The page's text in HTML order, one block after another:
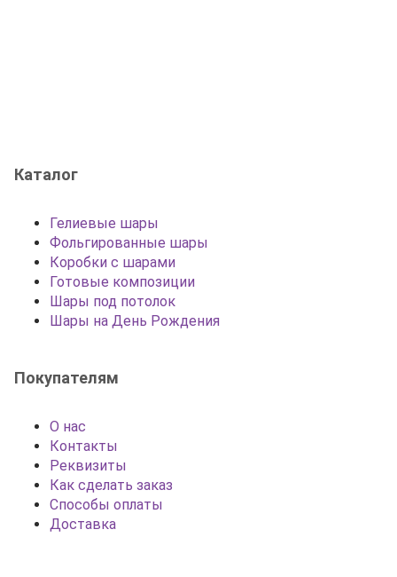
Каталог
Гелиевые шары
Фольгированные шары
Коробки с шарами
Готовые композиции
Шары под потолок
Шары на День Рождения
Покупателям
О нас
Контакты
Реквизиты
Как сделать заказ
Способы оплаты
Доставка